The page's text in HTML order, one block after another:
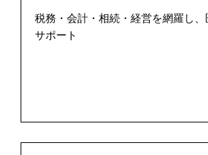
税務・会計・相続・経営を網羅し
サポート